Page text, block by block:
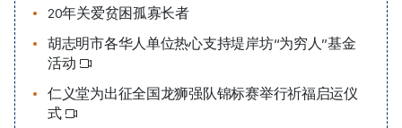
20年关爱贫困孤寡长者
胡志明市各华人单位热心支持堤岸坊“为穷人”基金
活动
仁义堂为出征全国龙狮强队锦标赛举行祈福启运仪
式